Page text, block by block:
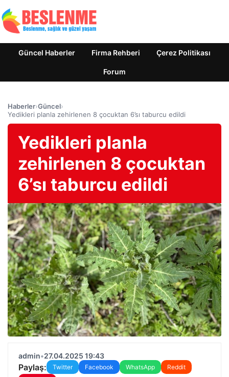
Güncel Haberler Firma Rehberi Çerez Politikası
Forum
Haberler›Güncel›
Yedikleri planla zehirlenen 8 çocuktan 6’sı taburcu edildi
Yedikleri planla
zehirlenen 8 çocuktan
6’sı taburcu edildi
admin•27.04.2025 19:43
Paylaş: Twitter Facebook WhatsApp
Reddit